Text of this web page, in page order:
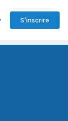
S’inscrire